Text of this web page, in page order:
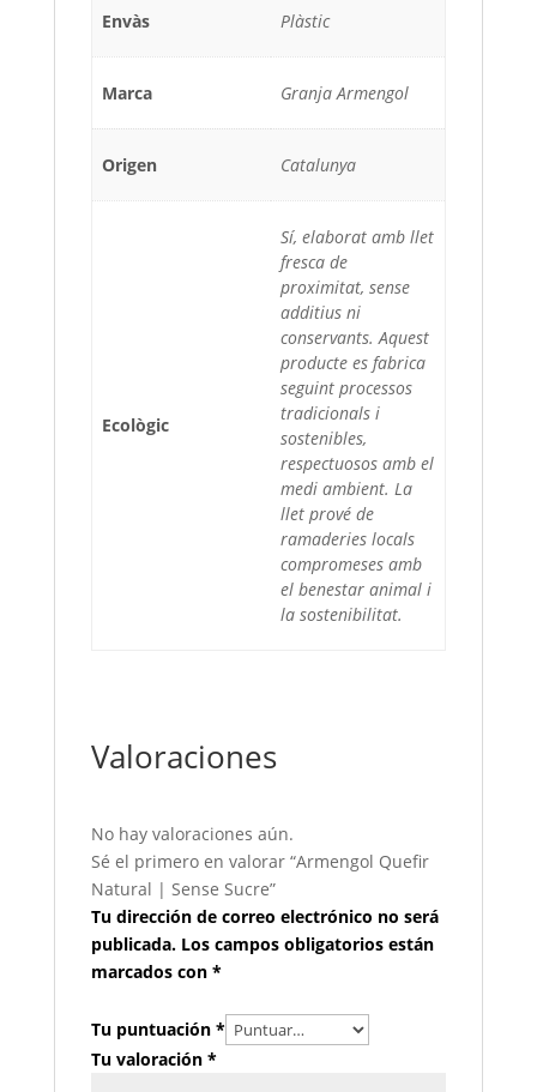
Envàs Plàstic
Marca Granja Armengol
Origen Catalunya
Ecològic
Sí, elaborat amb llet
fresca de
proximitat, sense
additius ni
conservants. Aquest
producte es fabrica
seguint processos
tradicionals i
sostenibles,
respectuosos amb el
medi ambient. La
llet prové de
ramaderies locals
compromeses amb
el benestar animal i
la sostenibilitat.
Valoraciones
No hay valoraciones aún.
Sé el primero en valorar “Armengol Quefir
Natural | Sense Sucre”
Tu dirección de correo electrónico no será
publicada. Los campos obligatorios están
marcados con *
Tu puntuación *
Tu valoración *